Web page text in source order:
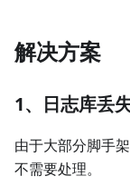
解决方案
1、日志库丢
由于大部分脚手
不需要处理。